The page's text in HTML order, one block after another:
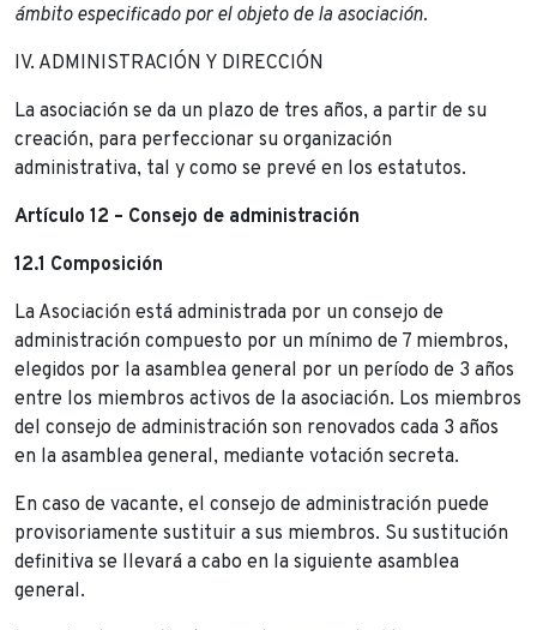
ámbito especificado por el objeto de la asociación.
IV. ADMINISTRACIÓN Y DIRECCIÓN
La asociación se da un plazo de tres años, a partir de su
creación, para perfeccionar su organización
administrativa, tal y como se prevé en los estatutos.
Artículo 12 – Consejo de administración
12.1 Composición
La Asociación está administrada por un consejo de
administración compuesto por un mínimo de 7 miembros,
elegidos por la asamblea general por un período de 3 años
entre los miembros activos de la asociación. Los miembros
del consejo de administración son renovados cada 3 años
en la asamblea general, mediante votación secreta.
En caso de vacante, el consejo de administración puede
provisoriamente sustituir a sus miembros. Su sustitución
definitiva se llevará a cabo en la siguiente asamblea
general.